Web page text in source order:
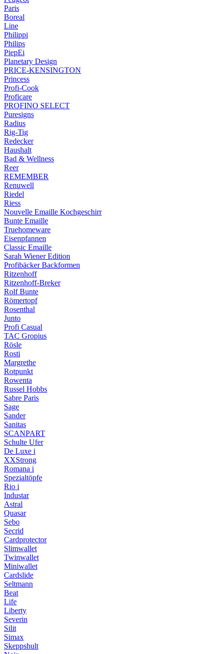
Paris
Boreal
Line
Philippi
Philips
PiepEi
Planetary Design
PRICE-KENSINGTON
Princess
Profi-Cook
Proficare
PROFINO SELECT
Puresigns
Radius
Rig-Tig
Redecker
Haushalt
Bad & Wellness
Reer
REMEMBER
Renuwell
Riedel
Riess
Nouvelle Emaille Kochgeschirr
Bunte Emaille
Truehomeware
Eisenpfannen
Classic Emaille
Sarah Wiener Edition
Profibäcker Backformen
Ritzenhoff
Ritzenhoff-Breker
Rolf Bunte
Römertopf
Rosenthal
Junto
Profi Casual
TAC Gropius
Rösle
Rosti
Margrethe
Rotpunkt
Rowenta
Russel Hobbs
Sabre Paris
Sage
Sander
Sanitas
SCANPART
Schulte Ufer
De Luxe i
XXStrong
Romana i
Spezialtöpfe
Rio i
Industar
Astral
Quasar
Sebo
Secrid
Cardprotector
Slimwallet
Twinwallet
Miniwallet
Cardslide
Seltmann
Beat
Life
Liberty
Severin
Silit
Simax
Skeppshult